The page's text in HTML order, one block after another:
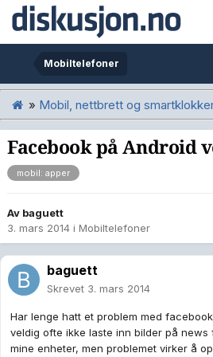
Mobiltelefoner
» Mobil, nettbrett og
Facebook på Android
mobil: apper
Av baguett
3. mars 2014 i Mobiltelefoner
baguett
Skrevet 3. mars 2014
Har lenge hatt et problem med
veldig ofte ikke laste inn bilder på news
mine enheter, men problemet virker å